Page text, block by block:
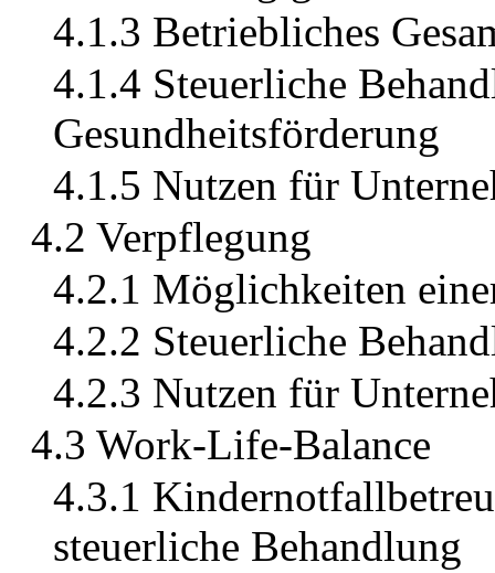
4.1.3 Betriebliches
4.1.4 Steuerliche
Gesundheitsförderung
4.1.5 Nutzen für
4.2 Verpflegung
4.2.1 Möglichkeiten
4.2.2 Steuerliche
4.2.3 Nutzen für
4.3 Work-Life-Balance
4.3.1
steuerliche Behandlung